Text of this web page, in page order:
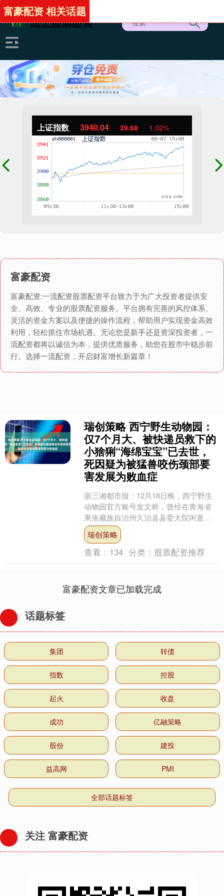
上证指数 3940.04 39.68 1.02%
富豪配资
富豪配资:一流配资股票配资平台致力于为广大投资者提供安
全、高效、专业的股票配资服务。平台拥有完善的风控体系、
灵活的资金方案以及便捷的操作流程，帮助用户实现资金高效
利用，轻松抓住市场机遇。无论您是新手还是资深投资者，一
流配资都将以诚信为本，提供优质服务，助您在股市中稳步前
行。选择一流配资，开启财富增长新篇章！
富豪配资 相关话题
瑞创策略 西宁野生动物园：
仅7个月大、被快递员救下的
小猞猁“海绵宝宝”已去世，
死因疑为被猛兽咬伤颈部要
害发展为败血症
据三湘都市报：12月18日晚，西宁野生
动物园官方账号发文称，曾经在青海省
果洛藏族自治州久治县县委大院闲逛、
被快递小哥救下来的小猞猁“海绵宝宝”已
经去世。 文中称....
瑞创策略
查看： 134 分类： 股票配资推荐
富豪配资文章已加载完成
话题标签
集团 转债
指数 控股
起火 收盘
成功 亿融策略
股份 建投
益高网 PMI
全部话题标签
关注 富豪配资